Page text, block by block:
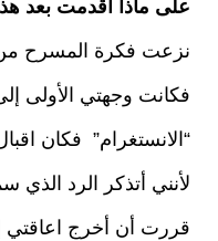
على ماذا أقدمت بعد
نزعت فكرة المسرح
فكانت وجهتي الأولى
“الانستغرام” فكان
لأنني أتذكر الرد الذي
قررت أن أخرج اعاقتي